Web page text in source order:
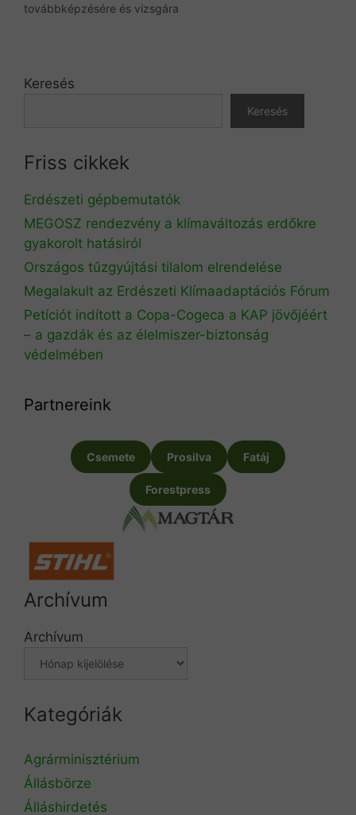
továbbképzésére és vizsgára
Keresés
Keresés
Friss cikkek
Erdészeti gépbemutatók
MEGOSZ rendezvény a klímaváltozás erdőkre
gyakorolt hatásiról
Országos tűzgyújtási tilalom elrendelése
Megalakult az Erdészeti Klímaadaptációs Fórum
Petíciót indított a Copa-Cogeca a KAP jövőjéért
– a gazdák és az élelmiszer-biztonság
védelmében
Partnereink
Csemete Prosilva Fatáj
Forestpress
Archívum
Archívum
Kategóriák
Agrárminisztérium
Állásbörze
Álláshirdetés